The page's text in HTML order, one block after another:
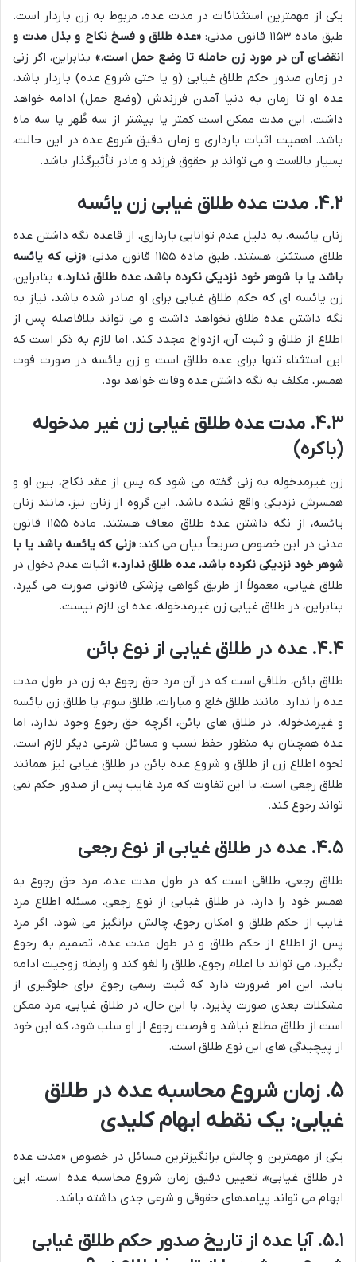
یکی از مهمترین استثنائات در مدت عده، مربوط به زن باردار است.
طبق ماده ۱۱۵۳ قانون مدنی:
«عده طلاق و فسخ نکاح و بذل مدت و
انقضای آن در مورد زن حامله تا وضع حمل است.» بنابراین، اگر زنی
در زمان صدور حکم طلاق غیابی (و یا حتی شروع عده) باردار باشد،
عده او تا زمان به دنیا آمدن فرزندش (وضع حمل) ادامه خواهد
داشت. این مدت ممکن است کمتر یا بیشتر از سه طُهر یا سه ماه
باشد. اهمیت اثبات بارداری و زمان دقیق شروع عده در این حالت،
بسیار بالاست و می تواند بر حقوق فرزند و مادر تأثیرگذار باشد.
۴.۲. مدت عده طلاق غیابی زن یائسه
زنان یائسه، به دلیل عدم توانایی بارداری، از قاعده نگه داشتن عده
طلاق مستثنی هستند. طبق ماده ۱۱۵۵ قانون مدنی:
«زنی که یائسه
باشد یا با شوهر خود نزدیکی نکرده باشد، عده طلاق ندارد.» بنابراین،
زن یائسه ای که حکم طلاق غیابی برای او صادر شده باشد، نیاز به
نگه داشتن عده طلاق نخواهد داشت و می تواند بلافاصله پس از
اطلاع از طلاق و ثبت آن، ازدواج مجدد کند. اما لازم به ذکر است که
این استثناء تنها برای عده طلاق است و زن یائسه در صورت فوت
همسر، مکلف به نگه داشتن عده وفات خواهد بود.
۴.۳. مدت عده طلاق غیابی زن غیر مدخوله
(باکره)
زن غیرمدخوله به زنی گفته می شود که پس از عقد نکاح، بین او و
همسرش نزدیکی واقع نشده باشد. این گروه از زنان نیز، مانند زنان
یائسه، از نگه داشتن عده طلاق معاف هستند. ماده ۱۱۵۵ قانون
مدنی در این خصوص صریحاً بیان می کند:«زنی که یائسه باشد یا با
شوهر خود نزدیکی نکرده باشد، عده طلاق ندارد.»اثبات عدم دخول در
طلاق غیابی، معمولاً از طریق گواهی پزشکی قانونی صورت می گیرد.
بنابراین، در طلاق غیابی زن غیرمدخوله، عده ای لازم نیست.
۴.۴. عده در طلاق غیابی از نوع بائن
طلاق بائن، طلاقی است که در آن مرد حق رجوع به زن در طول مدت
عده را ندارد. مانند طلاق خلع و مبارات، طلاق سوم، یا طلاق زن یائسه
و غیرمدخوله. در طلاق های بائن، اگرچه حق رجوع وجود ندارد، اما
عده همچنان به منظور حفظ نسب و مسائل شرعی دیگر لازم است.
نحوه اطلاع زن از طلاق و شروع عده بائن در طلاق غیابی نیز همانند
طلاق رجعی است، با این تفاوت که مرد غایب پس از صدور حکم نمی
تواند رجوع کند.
۴.۵. عده در طلاق غیابی از نوع رجعی
طلاق رجعی، طلاقی است که در طول مدت عده، مرد حق رجوع به
همسر خود را دارد. در طلاق غیابی از نوع رجعی، مسئله اطلاع مرد
غایب از حکم طلاق و امکان رجوع، چالش برانگیز می شود. اگر مرد
پس از اطلاع از حکم طلاق و در طول مدت عده، تصمیم به رجوع
بگیرد، می تواند با اعلام رجوع، طلاق را لغو کند و رابطه زوجیت ادامه
یابد. این امر ضرورت دارد که ثبت رسمی رجوع برای جلوگیری از
مشکلات بعدی صورت پذیرد. با این حال، در طلاق غیابی، مرد ممکن
است از طلاق مطلع نباشد و فرصت رجوع از او سلب شود، که این خود
از پیچیدگی های این نوع طلاق است.
۵. زمان شروع محاسبه عده در طلاق
غیابی: یک نقطه ابهام کلیدی
یکی از مهمترین و چالش برانگیزترین مسائل در خصوص «مدت عده
در طلاق غیابی»، تعیین دقیق زمان شروع محاسبه عده است. این
ابهام می تواند پیامدهای حقوقی و شرعی جدی داشته باشد.
۵.۱. آیا عده از تاریخ صدور حکم طلاق غیابی